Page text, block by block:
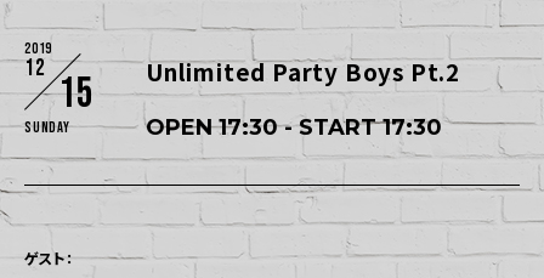
2019
12
15
Sunday
Unlimited Party Boys Pt.2
OPEN 17:30 - START 17:30
ゲスト：